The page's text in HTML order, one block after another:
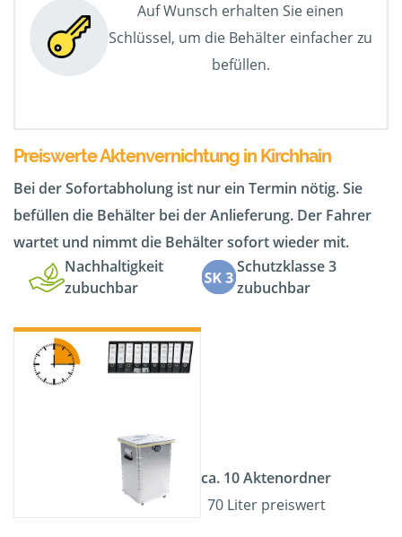
Auf Wunsch erhalten Sie einen
Schlüssel, um die Behälter einfacher zu
befüllen.
Preiswerte Aktenvernichtung in Kirchhain
Bei der Sofortabholung ist nur ein Termin nötig. Sie
befüllen die Behälter bei der Anlieferung. Der Fahrer
wartet und nimmt die Behälter sofort wieder mit.
Nachhaltigkeit
zubuchbar
Schutzklasse 3
zubuchbar
ca. 10 Aktenordner
70 Liter preiswert